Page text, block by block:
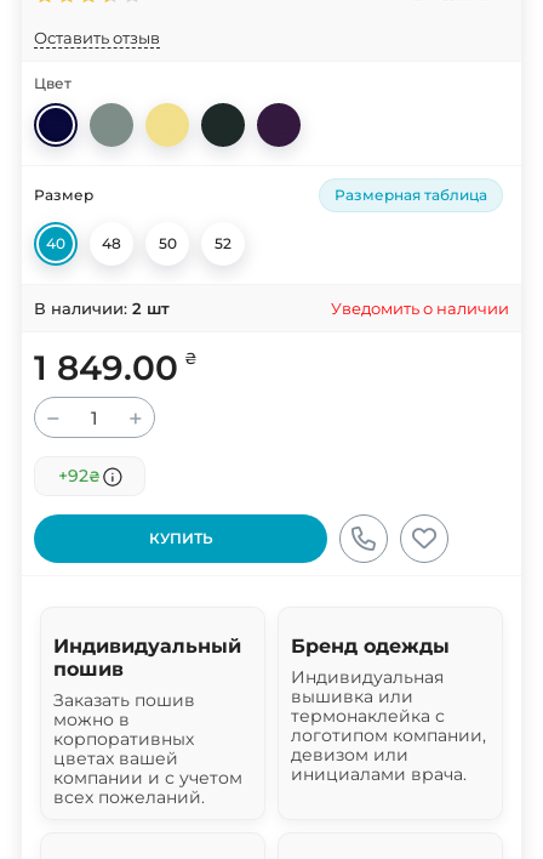
Оставить отзыв
Цвет
Размер Размерная таблица
40 48 50 52
В наличии: 2 шт Уведомить о наличии
1 849.00 ₴
− +
+92₴
КУПИТЬ
Индивидуальный
пошив
Заказать пошив
можно в
корпоративных
цветах вашей
компании и с учетом
всех пожеланий.
Бренд одежды
Индивидуальная
вышивка или
термонаклейка с
логотипом компании,
девизом или
инициалами врача.